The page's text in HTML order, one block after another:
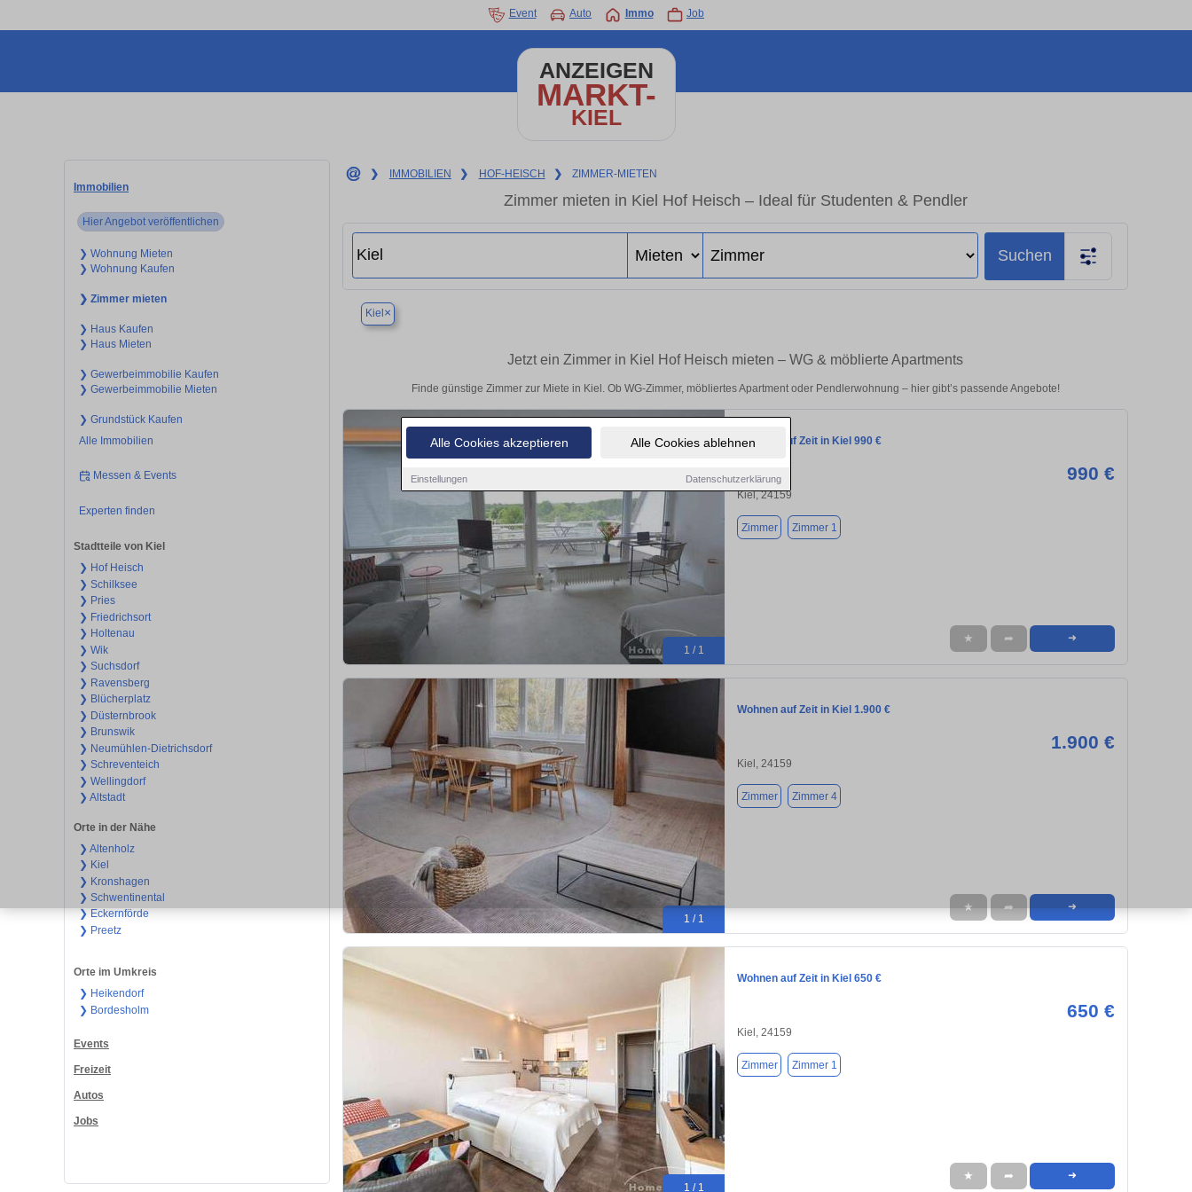
Alle Cookies akzeptieren Alle Cookies ablehnen
Einstellungen Datenschutzerklärung
Event Auto Immo Job
ANZEIGEN
MARKT-
KIEL
Immobilien
Hier Angebot veröffentlichen
❯ Wohnung Mieten
❯ Wohnung Kaufen
❯ Zimmer mieten
❯ Haus Kaufen
❯ Haus Mieten
❯ Gewerbeimmobilie Kaufen
❯ Gewerbeimmobilie Mieten
❯ Grundstück Kaufen
Alle Immobilien
Messen & Events
Experten finden
Stadtteile von Kiel
❯ Hof Heisch
❯ Schilksee
❯ Pries
❯ Friedrichsort
❯ Holtenau
❯ Wik
❯ Suchsdorf
❯ Ravensberg
❯ Blücherplatz
❯ Düsternbrook
❯ Brunswik
❯ Neumühlen-Dietrichsdorf
❯ Schreventeich
❯ Wellingdorf
❯ Altstadt
Orte in der Nähe
❯ Altenholz
❯ Kiel
❯ Kronshagen
❯ Schwentinental
❯ Eckernförde
❯ Preetz
Orte im Umkreis
❯ Heikendorf
❯ Bordesholm
Events
Freizeit
Autos
Jobs
❯ IMMOBILIEN ❯ HOF-HEISCH ❯ ZIMMER-MIETEN
Zimmer mieten in Kiel Hof Heisch – Ideal für Studenten & Pendler
Suchen
Kiel ×
Jetzt ein Zimmer in Kiel Hof Heisch mieten – WG & möblierte Apartments
Finde günstige Zimmer zur Miete in Kiel. Ob WG-Zimmer, möbliertes Apartment oder Pendlerwohnung – hier gibt’s passende Angebote!
1 / 1
Wohnen auf Zeit in Kiel 990 €
990 €
Kiel, 24159
Zimmer Zimmer 1
★ ➦ ➜
1 / 1
Wohnen auf Zeit in Kiel 1.900 €
1.900 €
Kiel, 24159
Zimmer Zimmer 4
★ ➦ ➜
1 / 1
Wohnen auf Zeit in Kiel 650 €
650 €
Kiel, 24159
Zimmer Zimmer 1
★ ➦ ➜